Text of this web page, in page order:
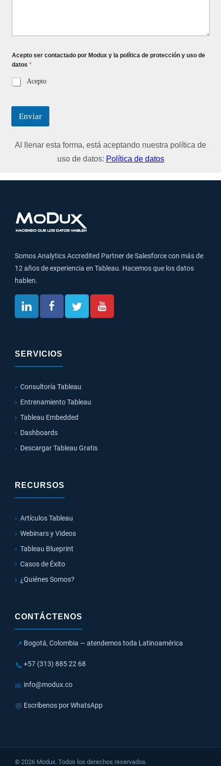
Acepto ser contactado por Modux y la política de protección y uso de
datos *
Acepto
Enviar
Al llenar esta forma, está aceptando nuestra política de
uso de datos: Política de datos
Somos Analytics Accredited Partner de Salesforce con más de
12 años de experiencia en Tableau. Hacemos que los datos
hablen.
SERVICIOS
Consultoría Tableau
Entrenamiento Tableau
Tableau Embedded
Dashboards
Descargar Tableau Gratis
RECURSOS
Artículos Tableau
Webinars y Videos
Tableau Blueprint
Casos de Éxito
¿Quiénes Somos?
CONTÁCTENOS
📍 Bogotá, Colombia — atendemos toda Latinoamérica
📞 +57 (313) 885 22 68
✉ info@modux.co
💬 Escríbenos por WhatsApp
© 2026 Modux. Todos los derechos reservados.